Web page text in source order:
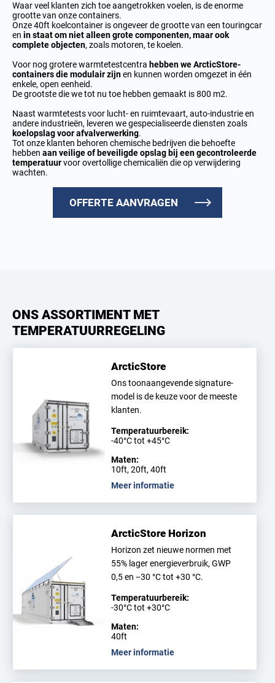
Waar veel klanten zich toe aangetrokken voelen, is de enorme
grootte van onze containers.
Onze 40ft koelcontainer is ongeveer de grootte van een touringcar
en in staat om niet alleen grote componenten, maar ook
complete objecten, zoals motoren, te koelen.
Voor nog grotere warmtetestcentra hebben we ArcticStore-
containers die modulair zijnen kunnen worden omgezet in één
enkele, open eenheid.
De grootste die we tot nu toe hebben gemaakt is 800 m2.
Naast warmtetests voor lucht- en ruimtevaart, auto-industrie en
andere industrieën, leveren we gespecialiseerde diensten zoals
koelopslag voor afvalverwerking.
Tot onze klanten behoren chemische bedrijven die behoefte
hebben aan veilige of beveiligde opslag bij een gecontroleerde
temperatuurvoor overtollige chemicaliën die op verwijdering
wachten.
OFFERTE AANVRAGEN
ONS ASSORTIMENT MET
TEMPERATUURREGELING
ArcticStore
Ons toonaangevende signature-
model is de keuze voor de meeste
klanten.
Temperatuurbereik:
-40°C tot +45°C
Maten:
10ft, 20ft, 40ft
Meer informatie
ArcticStore Horizon
Horizon zet nieuwe normen met
55% lager energieverbruik, GWP
0,5 en −30 °C tot +30 °C.
Temperatuurbereik:
-30°C tot +30°C
Maten:
40ft
Meer informatie